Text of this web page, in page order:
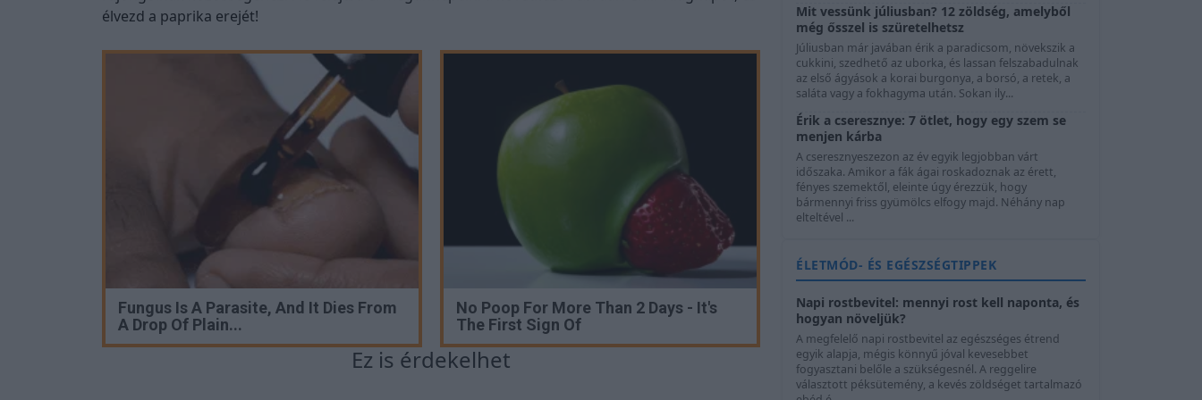
élvezd a paprika erejét!
Fungus Is A Parasite, And It Dies From
A Drop Of Plain...
No Poop For More Than 2 Days - It's
The First Sign Of
Ez is érdekelhet
Mit vessünk júliusban? 12 zöldség, amelyből
még ősszel is szüretelhetsz
Júliusban már javában érik a paradicsom, növekszik a
cukkini, szedhető az uborka, és lassan felszabadulnak
az első ágyások a korai burgonya, a borsó, a retek, a
saláta vagy a fokhagyma után. Sokan ily...
Érik a cseresznye: 7 ötlet, hogy egy szem se
menjen kárba
A cseresznyeszezon az év egyik legjobban várt
időszaka. Amikor a fák ágai roskadoznak az érett,
fényes szemektől, eleinte úgy érezzük, hogy
bármennyi friss gyümölcs elfogy majd. Néhány nap
elteltével ...
ÉLETMÓD- ÉS EGÉSZSÉGTIPPEK
Napi rostbevitel: mennyi rost kell naponta, és
hogyan növeljük?
A megfelelő napi rostbevitel az egészséges étrend
egyik alapja, mégis könnyű jóval kevesebbet
fogyasztani belőle a szükségesnél. A reggelire
választott péksütemény, a kevés zöldséget tartalmazó